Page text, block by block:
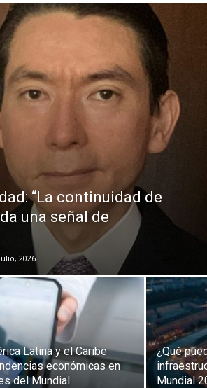
“La continuidad de
una señal de
2026
Latina y el Caribe
económicas en
del Mundial
¿Qué
Mundial